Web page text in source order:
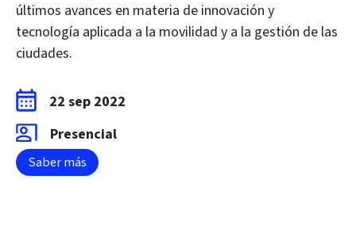
últimos avances en materia de innovación y
tecnología aplicada a la movilidad y a la gestión de las
ciudades.
22 sep 2022
Presencial
Saber más